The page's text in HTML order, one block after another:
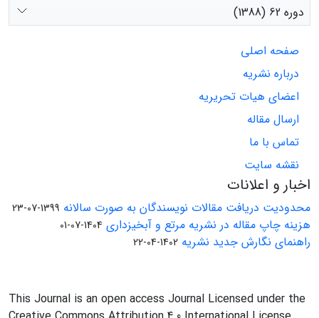
دوره 62 (1388)
صفحه اصلی
درباره نشریه
اعضای هیات تحریریه
ارسال مقاله
تماس با ما
نقشه سایت
اخبار و اعلانات
محدودیت دریافت مقالات نویسندگان به صورت سالانه 1399-07-23
هزینه چاپ مقاله در نشریه مرتع و آبخیزداری 1404-07-01
راهنمای نگارش جدید نشریه 1402-04-22
This Journal is an open access Journal Licensed under the